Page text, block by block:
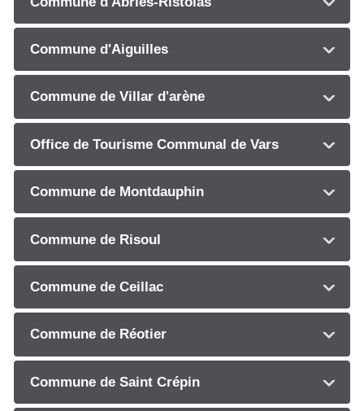
Commune d'Aiguilles
Commune de Villar d'arène
Office de Tourisme Communal de Vars
Commune de Montdauphin
Commune de Risoul
Commune de Ceillac
Commune de Réotier
Commune de Saint Crépin